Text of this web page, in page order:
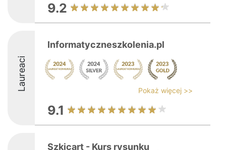
9.2
Laureaci
Informatyczneszkolenia.pl
Pokaż więcej >>
9.1
Szkicart - Kurs rysunku